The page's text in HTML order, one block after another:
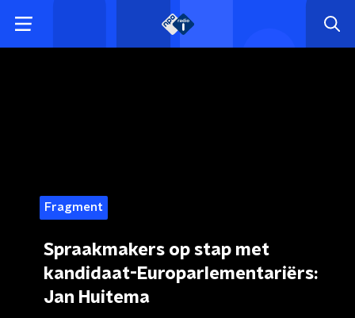
Fragment
Spraakmakers op stap met
kandidaat-Europarlementariërs:
Jan Huitema